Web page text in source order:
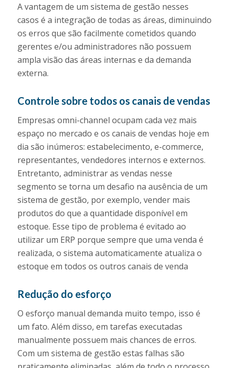
A vantagem de um sistema de gestão nesses
casos é a integração de todas as áreas, diminuindo
os erros que são facilmente cometidos quando
gerentes e/ou administradores não possuem
ampla visão das áreas internas e da demanda
externa.
Controle sobre todos os canais de vendas
Empresas omni-channel ocupam cada vez mais
espaço no mercado e os canais de vendas hoje em
dia são inúmeros: estabelecimento, e-commerce,
representantes, vendedores internos e externos.
Entretanto, administrar as vendas nesse
segmento se torna um desafio na ausência de um
sistema de gestão, por exemplo, vender mais
produtos do que a quantidade disponível em
estoque. Esse tipo de problema é evitado ao
utilizar um ERP porque sempre que uma venda é
realizada, o sistema automaticamente atualiza o
estoque em todos os outros canais de venda
Redução do esforço
O esforço manual demanda muito tempo, isso é
um fato. Além disso, em tarefas executadas
manualmente possuem mais chances de erros.
Com um sistema de gestão estas falhas são